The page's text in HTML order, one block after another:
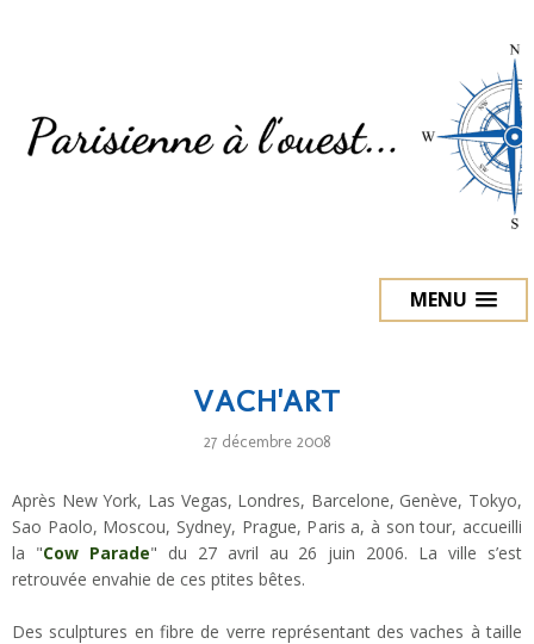
MENU
VACH'ART
27 décembre 2008
Après New York, Las Vegas, Londres, Barcelone, Genève, Tokyo,
Sao Paolo, Moscou, Sydney, Prague, Paris a, à son tour, accueilli
la "Cow Parade" du 27 avril au 26 juin 2006. La ville s’est
retrouvée envahie de ces ptites bêtes.
Des sculptures en fibre de verre représentant des vaches à taille